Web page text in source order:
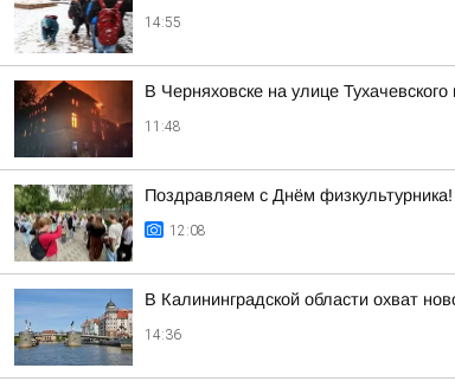
14:55
В Черняховске на улице
11:48
Поздравляем с Днём
12:08
В Калининградской области охват
14:36